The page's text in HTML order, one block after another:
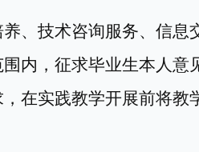
、技术咨询服务、信息
内，征求毕业生本人意
在实践教学开展前将教